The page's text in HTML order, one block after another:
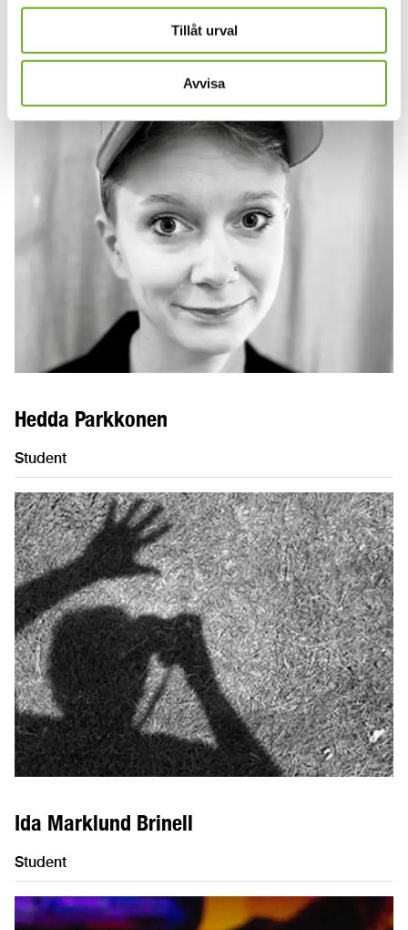
Tillåt urval
Avvisa
Elena Sophia Bürer
Student
Hedda Parkkonen
Student
Ida Marklund Brinell
Student